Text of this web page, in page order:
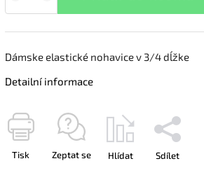
Dámske elastické nohavice v 3/4 dĺžke
Detailní informace
Tisk Zeptat se Hlídat Sdílet